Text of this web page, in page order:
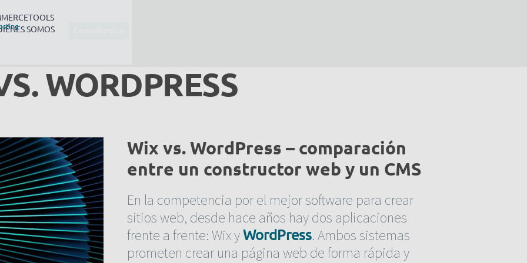
SOMOS
WORDPRESS
Wix vs. WordPress – comparación
entre un constructor web y un CMS
En la competencia por el mejor software para crear
sitios web, desde hace años hay dos aplicaciones
frente a frente: Wix yWordPress. Ambos sistemas
prometen crear una página web de forma rápida y